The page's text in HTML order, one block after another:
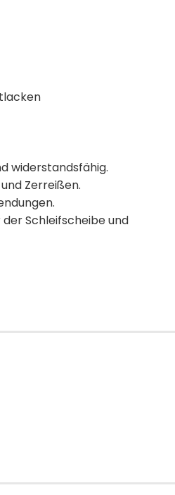
widerstandsfähig.
Zerreißen.
Schleifscheibe und